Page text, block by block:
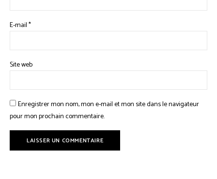
E-mail*
Site web
Enregistrer mon nom, mon e-mail et mon site dans le navigateur
pour mon prochain commentaire.